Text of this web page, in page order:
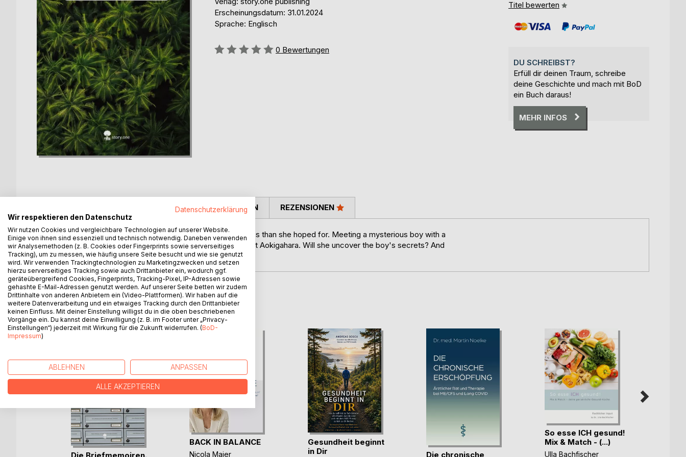
Erscheinungsdatum: 31.01.2024
Sprache: Englisch
Bewertung::
0 Bewertungen
Titel bewerten
DU SCHREIBST?
Erfüll dir deinen Traum, schreibe
deine Geschichte und mach mit BoD
ein Buch daraus!
MEHR INFOS
Ruby's first time in Japan turns out to be more adventurous than she hoped for. Meeting a mysterious boy with a
more than mysterious past and visiting the infamous forest Aokigahara. Will she uncover the boy's secrets? And
who is that little girl only she was able to see?
PRESSESTIMMEN REZENSIONEN
WEITERE TITEL BEIBoD
BACK IN BALANCE
Nicola Maier
Gesundheit beginnt
in Dir
Die chronische
So esse ICH gesund!
Mix & Match - (...)
Ulla Bachfischer
Datenschutzerklärung
Wir respektieren den Datenschutz
Wir nutzen Cookies und vergleichbare Technologien auf unserer Website.
Einige von ihnen sind essenziell und technisch notwendig. Daneben verwenden
wir Analysemethoden (z. B. Cookies oder Fingerprints sowie serverseitiges
Tracking), um zu messen, wie häufig unsere Seite besucht und wie sie genutzt
wird. Wir verwenden Trackingtechnologien zu Marketingzwecken und setzen
hierzu serverseitiges Tracking sowie auch Drittanbieter ein, wodurch ggf.
geräteübergreifend Cookies, Fingerprints, Tracking-Pixel, IP-Adressen sowie
gehashte E-Mail-Adressen genutzt werden. Auf unserer Seite betten wir zudem
Drittinhalte von anderen Anbietern ein (Video-Plattformen). Wir haben auf die
weitere Datenverarbeitung und ein etwaiges Tracking durch den Drittanbieter
keinen Einfluss. Mit deiner Einstellung willigst du in die oben beschriebenen
Vorgänge ein. Du kannst deine Einwilligung (z. B. im Footer unter „Privacy-
Einstellungen“) jederzeit mit Wirkung für die Zukunft widerrufen. (BoD-
Impressum)
ABLEHNEN ANPASSEN
ALLE AKZEPTIEREN